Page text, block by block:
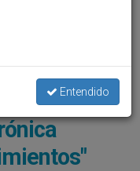
- © Osservatore Romano
vida del
Entendido